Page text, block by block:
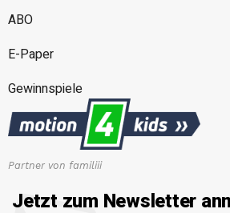
ABO
E-Paper
Gewinnspiele
Partner von familiii
Jetzt zum Newsletter